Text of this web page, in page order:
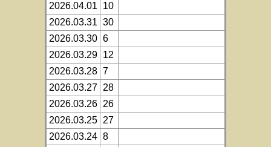
2026.04.01
10
2026.03.31 30
2026.03.30 6
2026.03.29 12
2026.03.28 7
2026.03.27 28
2026.03.26 26
2026.03.25 27
2026.03.24 8